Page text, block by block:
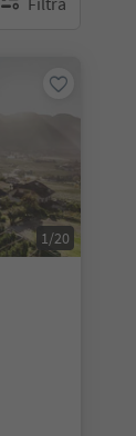
nessun filtro attivo
1/20